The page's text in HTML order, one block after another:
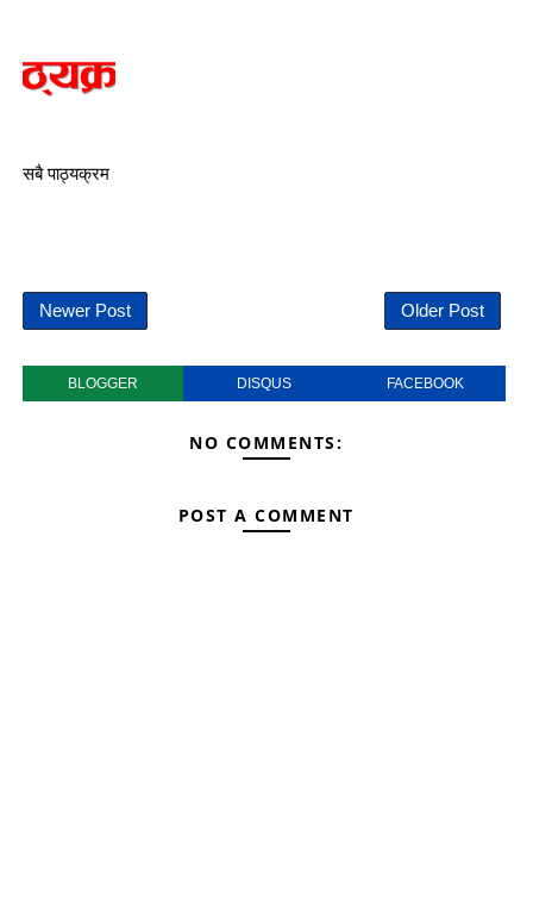
सबै पाठ्यक्रम
Newer Post Older Post
BLOGGER DISQUS FACEBOOK
NO COMMENTS:
POST A COMMENT